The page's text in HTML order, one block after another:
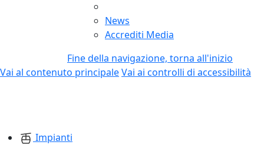
News
Accrediti Media
Fine della navigazione, torna all'inizio
Vai al contenuto principaleVai ai controlli di accessibilità
Impianti